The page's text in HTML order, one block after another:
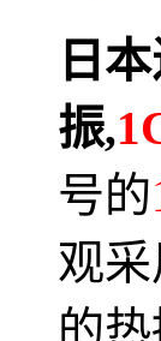
日
振,
号的
观
的